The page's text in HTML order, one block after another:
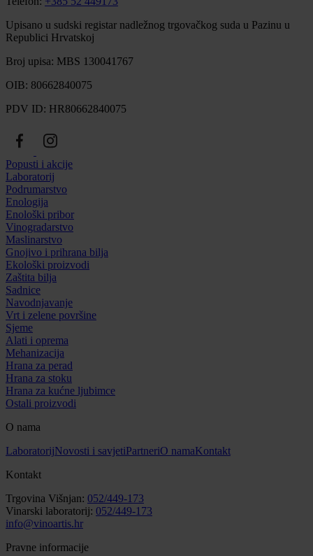
Upisano u sudski registar nadležnog trgovačkog suda u Pazinu u
Republici Hrvatskoj
Broj upisa: MBS 130041767
OIB: 80662840075
PDV ID: HR80662840075
Popusti i akcije
Laboratorij
Podrumarstvo
Enologija
Enološki pribor
Vinogradarstvo
Maslinarstvo
Gnojivo i prihrana bilja
Ekološki proizvodi
Zaštita bilja
Sadnice
Navodnjavanje
Vrt i zelene površine
Sjeme
Alati i oprema
Mehanizacija
Hrana za perad
Hrana za stoku
Hrana za kućne ljubimce
Ostali proizvodi
O nama
LaboratorijNovosti i savjetiPartneriO namaKontakt
Kontakt
Trgovina Višnjan: 052/449-173
Vinarski laboratorij: 052/449-173
info@vinoartis.hr
Pravne informacije